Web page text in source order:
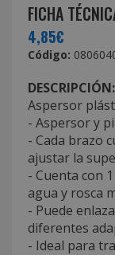
FICHA
4,85€
Código:
DESCRIPCIÓN:
Aspersor
- Aspersor y
- Cada brazo
ajustar la
- Cuenta con
agua y rosca
- Puede
diferentes
- Ideal para